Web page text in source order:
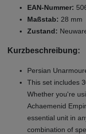
EAN-Nummer:
Maßstab: 28 mm
Zustand:
Kurzbeschreibung:
Persian
This set includes
Whether you're
Achaemenid
essential unit in
combination of